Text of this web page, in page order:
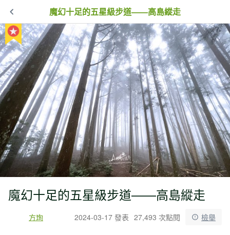
魔幻十足的五星級步道——高島縱走
魔幻十足的五星級步道——高島縱走
方珣 2024-03-17 發表 27,493 次點閱 檢舉